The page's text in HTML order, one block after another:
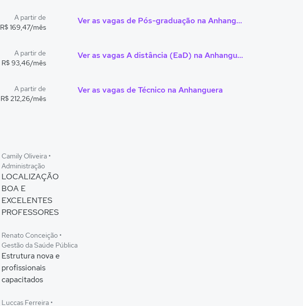
A partir de
R$ 169,47/mês
A partir de
R$ 93,46/mês
A partir de
R$ 212,26/mês
Ver as vagas de Pós-graduação na Anhanguera
Ver as vagas A distância (EaD) na Anhanguera
Ver as vagas de Técnico na Anhanguera
Camily Oliveira •
Administração
LOCALIZAÇÃO
BOA E
EXCELENTES
PROFESSORES
Renato Conceição •
Gestão da Saúde Pública
Estrutura nova e
profissionais
capacitados
Luccas Ferreira •